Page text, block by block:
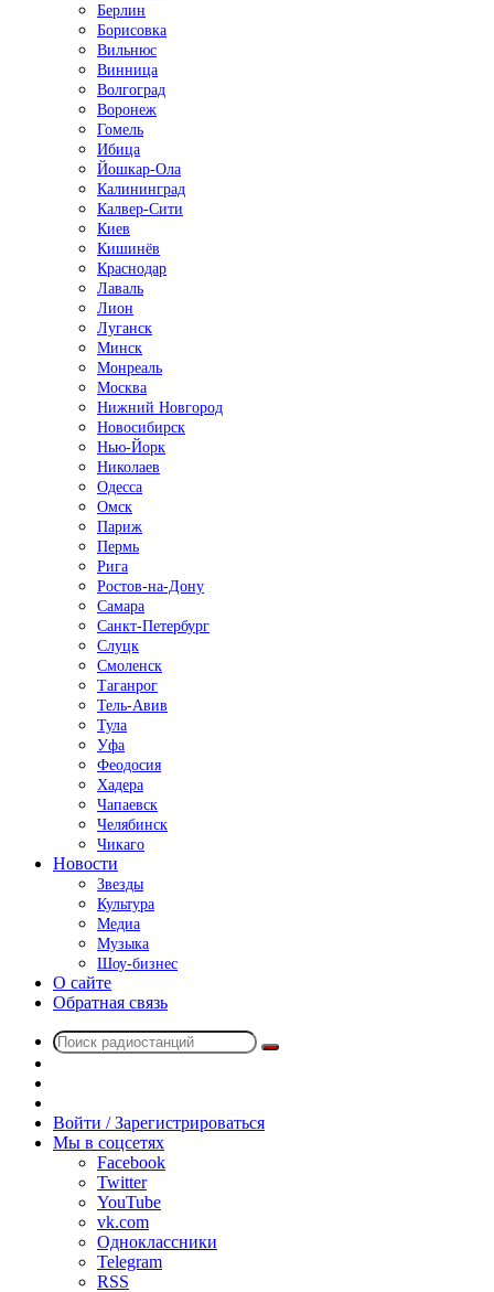
Берлин
Борисовка
Вильнюс
Винница
Волгоград
Воронеж
Гомель
Ибица
Йошкар-Ола
Калининград
Калвер-Сити
Киев
Кишинёв
Краснодар
Лаваль
Лион
Луганск
Минск
Монреаль
Москва
Нижний Новгород
Новосибирск
Нью-Йорк
Николаев
Одесса
Омск
Париж
Пермь
Рига
Ростов-на-Дону
Самара
Санкт-Петербург
Слуцк
Смоленск
Таганрог
Тель-Авив
Тула
Уфа
Феодосия
Хадера
Чапаевск
Челябинск
Чикаго
Новости
Звезды
Культура
Медиа
Музыка
Шоу-бизнес
О сайте
Обратная связь
Поиск
радио
Войти / Зарегистрироваться
Мы в соцсетях
Facebook
Twitter
YouTube
vk.com
Одноклассники
Telegram
RSS